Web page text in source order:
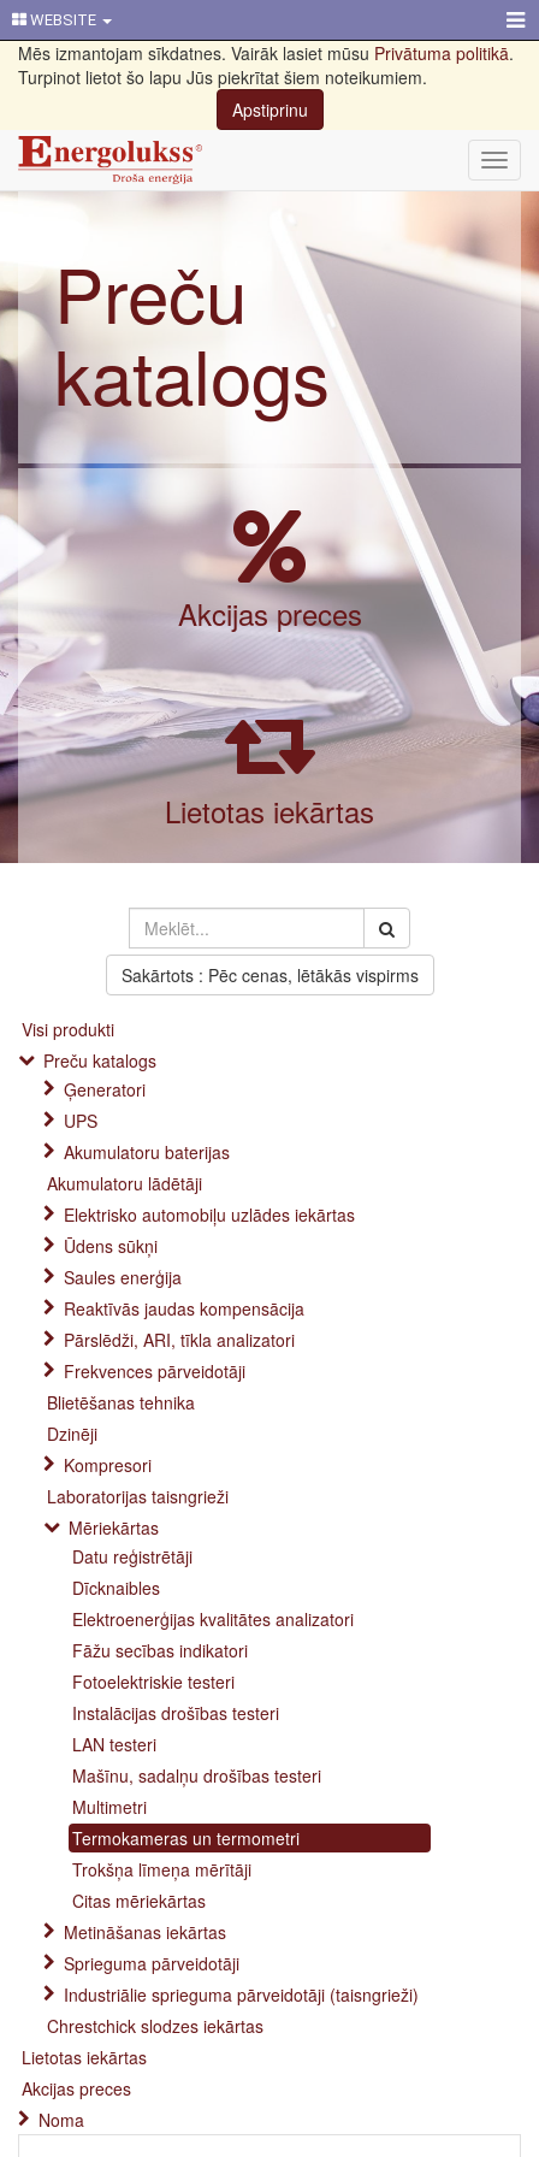
WEBSITE
Mēs izmantojam sīkdatnes. Vairāk lasiet mūsu Privātuma politikā.
Turpinot lietot šo lapu Jūs piekrītat šiem noteikumiem.
Apstiprinu
Preču
katalogs
Akcijas preces
Lietotas iekārtas
Sakārtots : Pēc cenas, lētākās vispirms
Visi produkti
Preču katalogs
Ģeneratori
UPS
Akumulatoru baterijas
Akumulatoru lādētāji
Elektrisko automobiļu uzlādes iekārtas
Ūdens sūkņi
Saules enerģija
Reaktīvās jaudas kompensācija
Pārslēdži, ARI, tīkla analizatori
Frekvences pārveidotāji
Blietēšanas tehnika
Dzinēji
Kompresori
Laboratorijas taisngrieži
Mēriekārtas
Datu reģistrētāji
Dīcknaibles
Elektroenerģijas kvalitātes analizatori
Fāžu secības indikatori
Fotoelektriskie testeri
Instalācijas drošības testeri
LAN testeri
Mašīnu, sadalņu drošības testeri
Multimetri
Termokameras un termometri
Trokšņa līmeņa mērītāji
Citas mēriekārtas
Metināšanas iekārtas
Sprieguma pārveidotāji
Industriālie sprieguma pārveidotāji (taisngrieži)
Chrestchick slodzes iekārtas
Lietotas iekārtas
Akcijas preces
Noma